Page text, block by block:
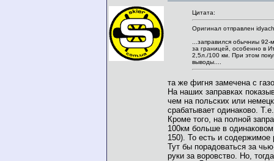
Цитата:
Оригинал отправлен
...заправился обычниы
за границей, особенно в
2,5л./100 км. При этом
выводы...
та же фигня замечена с
На наших заправках
чем на польских или
срабатывает одинаково.
Кроме того, на полной
100км больше в
150). То есть и содержимое
Тут бы порадоваться за
руки за воровство. Но,